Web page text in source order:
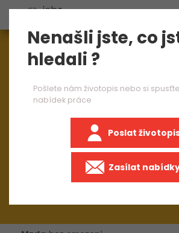
Aktuálně1544nabídek
Nenašli jste, co
hledali ?
Pošlete nám životopis nebo si
nabídek práce
Poslat
Zasílat